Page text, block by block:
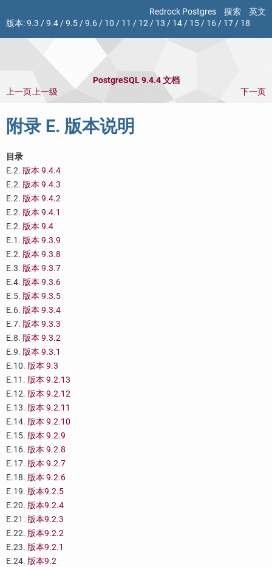
Redrock Postgres 搜索
英文
版本:9.3 /9.4/9.5/9.6/ 10 / 11 / 12/ 13 / 14/ 15/ 16/ 17/ 18
PostgreSQL 9.4.4 文档
上一页上一级 下一页
附录 E. 版本说明
目录
E.2. 版本 9.4.4
E.2. 版本 9.4.3
E.2. 版本 9.4.2
E.2. 版本 9.4.1
E.2. 版本 9.4
E.1. 版本 9.3.9
E.2. 版本 9.3.8
E.3. 版本 9.3.7
E.4. 版本 9.3.6
E.5. 版本 9.3.5
E.6. 版本 9.3.4
E.7. 版本 9.3.3
E.8. 版本 9.3.2
E.9. 版本 9.3.1
E.10. 版本 9.3
E.11. 版本 9.2.13
E.12. 版本 9.2.12
E.13. 版本 9.2.11
E.14. 版本 9.2.10
E.15. 版本 9.2.9
E.16. 版本 9.2.8
E.17. 版本 9.2.7
E.18. 版本 9.2.6
E.19. 版本9.2.5
E.20. 版本9.2.4
E.21. 版本9.2.3
E.22. 版本9.2.2
E.23. 版本9.2.1
E.24. 版本9.2